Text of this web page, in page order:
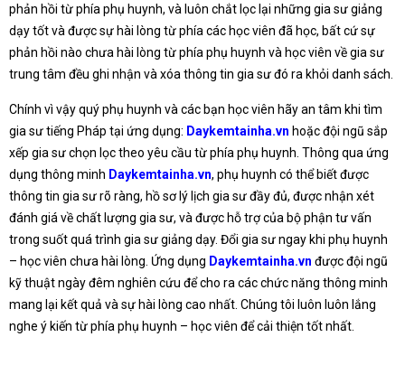
phản hồi từ phía phụ huynh, và luôn chắt lọc lại những gia sư giảng
dạy tốt và được sự hài lòng từ phía các học viên đã học, bất cứ sự
phản hồi nào chưa hài lòng từ phía phụ huynh và học viên về gia sư
trung tâm đều ghi nhận và xóa thông tin gia sư đó ra khỏi danh sách.
Chính vì vậy quý phụ huynh và các bạn học viên hãy an tâm khi tìm
gia sư tiếng Pháp tại ứng dụng: Daykemtainha.vn hoặc đội ngũ sắp
xếp gia sư chọn lọc theo yêu cầu từ phía phụ huynh. Thông qua ứng
dụng thông minh Daykemtainha.vn, phụ huynh có thể biết được
thông tin gia sư rõ ràng, hồ sơ lý lịch gia sư đầy đủ, được nhận xét
đánh giá về chất lượng gia sư, và được hỗ trợ của bộ phận tư vấn
trong suốt quá trình gia sư giảng dạy. Đổi gia sư ngay khi phụ huynh
– học viên chưa hài lòng. Ứng dụng Daykemtainha.vn được đội ngũ
kỹ thuật ngày đêm nghiên cứu để cho ra các chức năng thông minh
mang lại kết quả và sự hài lòng cao nhất. Chúng tôi luôn luôn lắng
nghe ý kiến từ phía phụ huynh – học viên để cải thiện tốt nhất.